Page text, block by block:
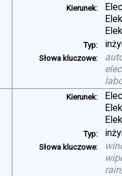
Kierunek:
Typ:
Słowa kluczowe:
Kierunek:
Typ:
Słowa kluczowe: